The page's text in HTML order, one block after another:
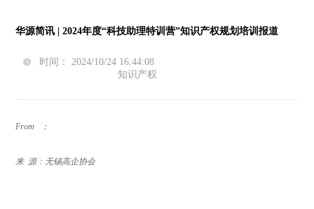
华源简讯 | 2024年度“科技助理特训营”知识产权规划培训报道

时间： 2024/10/24 16:44:08
知识产权
From ：
来 源：无锡高企协会